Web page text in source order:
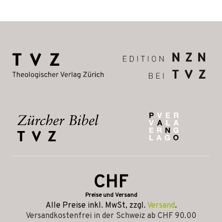
CHF
Preise und Versand
Alle Preise inkl. MwSt, zzgl. Versand.
Versandkostenfrei in der Schweiz ab CHF 90.00